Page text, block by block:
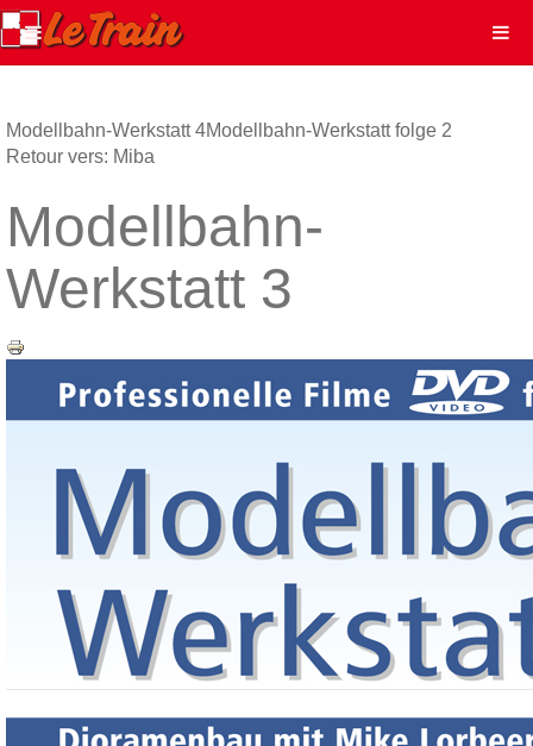
Modellbahn-Werkstatt 4Modellbahn-Werkstatt folge 2
Retour vers: Miba
Modellbahn-
Werkstatt 3